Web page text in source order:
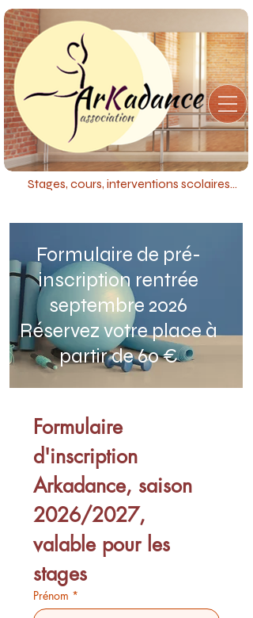
Stages, cours, interventions scolaires...
Formulaire de pré-
inscription rentrée
septembre 2026
Réservez votre place à
partir de 60 €
Formulaire
d'inscription
Arkadance, saison
2026/2027,
valable pour les
stages
Prénom *